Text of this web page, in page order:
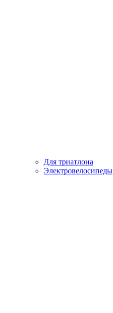
Для триатлона
Электровелосипеды